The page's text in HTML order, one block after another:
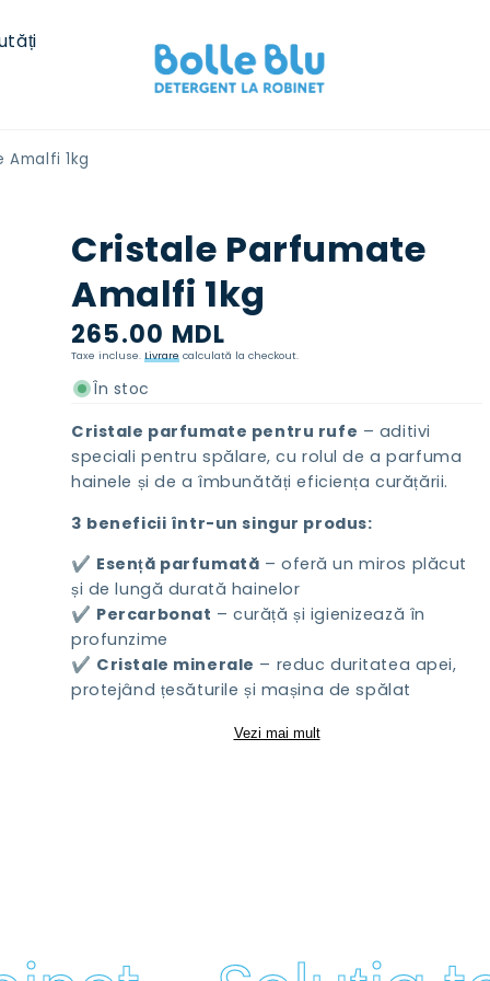
1kg
Cristale Parfumate
Amalfi 1kg
Preț
normal
265.00 MDL
Taxe incluse.Livrare calculată la checkout.
În stoc
Cristale parfumate pentru rufe – aditivi
speciali pentru spălare, cu rolul de a parfuma
hainele și de a îmbunătăți eficiența curățării.
3 beneficii într-un singur produs:
✔️ Esență parfumată – oferă un miros plăcut
și de lungă durată hainelor
✔️ Percarbonat – curăță și igienizează în
profunzime
✔️ Cristale minerale – reduc duritatea apei,
protejând țesăturile și mașina de spălat
Vezi mai mult